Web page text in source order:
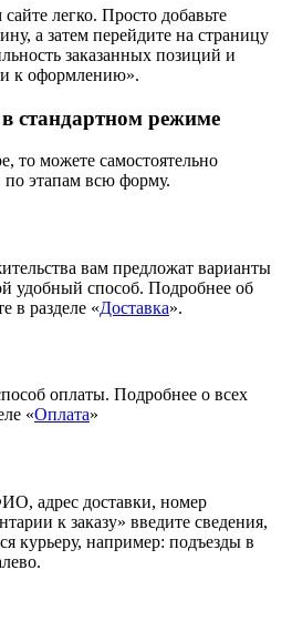
легко. Просто добавьте
а затем перейдите на страницу
заказанных позиций и
к оформлению».
стандартном режиме
то можете самостоятельно
по этапам всю форму.
вам предложат варианты
удобный способ. Подробнее об
в разделе «Доставка».
оплаты. Подробнее о всех
«Оплата»
адрес доставки, номер
к заказу» введите сведения,
курьеру, например: подъезды в